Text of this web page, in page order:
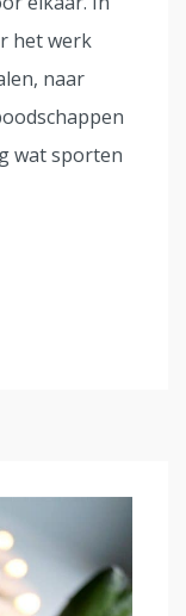
het werk
naar
wat sporten